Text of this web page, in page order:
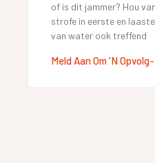
of is dit jammer? Hou
strofe in eerste en
van water ook treffend
Meld Aan Om 'n